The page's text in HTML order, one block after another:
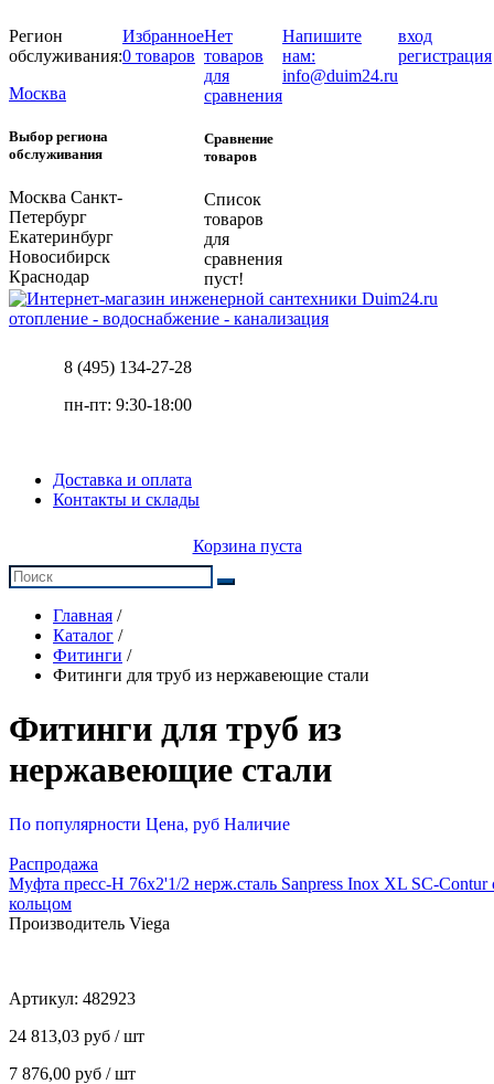
Регион
обслуживания:
Москва
Выбор региона
обслуживания
Москва Санкт-
Петербург
Екатеринбург
Новосибирск
Краснодар
Избранное
0 товаров
Нет
товаров
для
сравнения
Сравнение
товаров
Список
товаров
для
сравнения
пуст!
Напишите
нам:
info@duim24.ru
вход
регистрация
отопление - водоснабжение - канализация
8 (495) 134-27-28
пн-пт: 9:30-18:00
Доставка и оплата
Контакты и склады
Корзина пуста
Главная /
Каталог /
Фитинги /
Фитинги для труб из нержавеющие стали
Фитинги для труб из
нержавеющие стали
По популярности Цена, руб Наличие
Распродажа
Муфта пресс-Н 76х2'1/2 нерж.сталь Sanpress Inox XL SC-
кольцом
Производитель Viega
Артикул: 482923
24 813,03 руб / шт
7 876,00 руб / шт